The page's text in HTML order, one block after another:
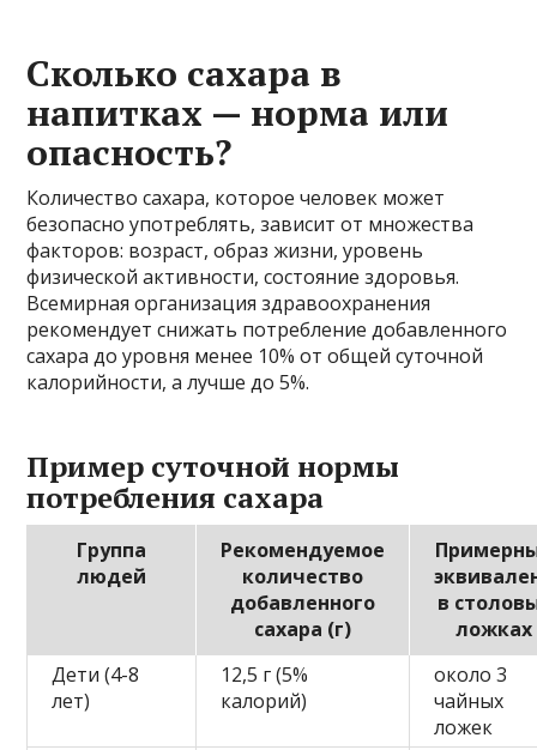
Сколько сахара в
напитках — норма или
опасность?
Количество сахара, которое человек может
безопасно употреблять, зависит от множества
факторов: возраст, образ жизни, уровень
физической активности, состояние здоровья.
Всемирная организация здравоохранения
рекомендует снижать потребление добавленного
сахара до уровня менее 10% от общей суточной
калорийности, а лучше до 5%.
Пример суточной нормы
потребления сахара
Группа
людей
Рекомендуемое
количество
добавленного
сахара (г)
в
ложках
Дети (4-8
лет)
12,5 г (5%
калорий)
около 3
чайных
ложек